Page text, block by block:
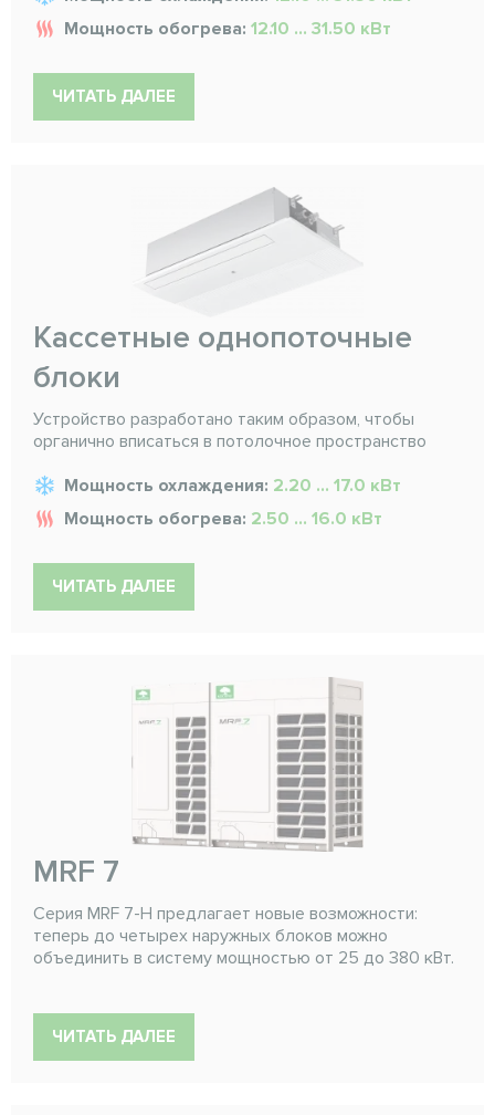
Мощность обогрева: 12.10 ... 31.50 кВт
ЧИТАТЬ ДАЛЕЕ
Кассетные однопоточные
блоки
Устройство разработано таким образом, чтобы
органично вписаться в потолочное пространство
Мощность охлаждения: 2.20 ... 17.0 кВт
Мощность обогрева: 2.50 ... 16.0 кВт
ЧИТАТЬ ДАЛЕЕ
MRF 7
Серия MRF 7-H предлагает новые возможности:
теперь до четырех наружных блоков можно
объединить в систему мощностью от 25 до 380 кВт.
ЧИТАТЬ ДАЛЕЕ